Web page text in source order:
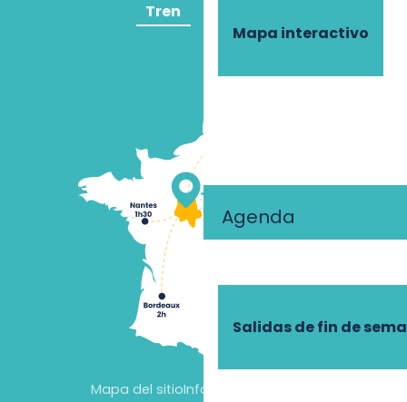
Mapa interactivo
Agenda
Salidas de fin de
Tren
Mapa del sitioInformación jurídica